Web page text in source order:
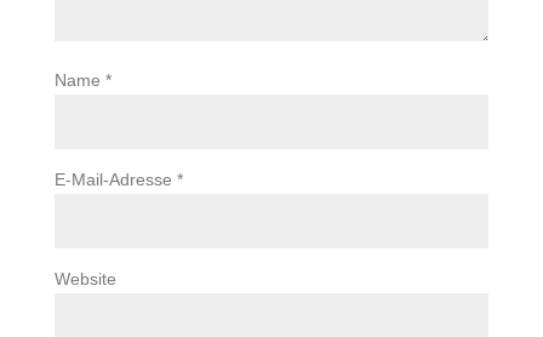
Name *
E-Mail-Adresse *
Website